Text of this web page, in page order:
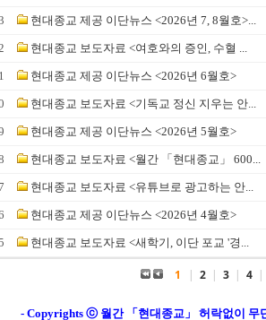
현대종교 제공 이단뉴스 <2026년 7, 8월호>...
현대종교 보도자료 <여호와의 증인, 수혈 ...
현대종교 제공 이단뉴스 <2026년 6월호>
현대종교 보도자료 <기독교 정신 지우는 안...
현대종교 제공 이단뉴스 <2026년 5월호>
현대종교 보도자료 <월간 「현대종교」 600...
현대종교 보도자료 <유튜브로 광고하는 안...
현대종교 제공 이단뉴스 <2026년 4월호>
현대종교 보도자료 <새학기, 이단 포교 '경...
1 | 2 | 3 | 4 |
- Copyrights ⓒ 월간 「현대종교」 허락없이 무